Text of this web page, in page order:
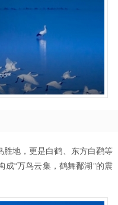
胜地，更是白鹤、东方白鹳等
“万鸟云集，鹤舞鄱湖”的震